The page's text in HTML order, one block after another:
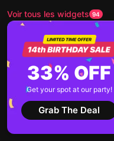
Voir tous les widgets 94
Compagnie
Nous contacter
About Us
Tarification
33% OFF
Get your spot at our party!
Grab The Deal